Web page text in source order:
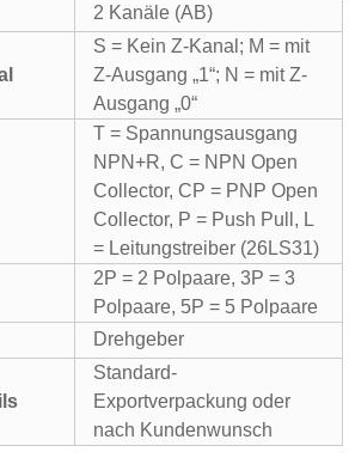
2 Kanäle (AB)
S = Kein Z-Kanal; M = mit
Z-Ausgang „1“; N = mit Z-
Ausgang „0“
T = Spannungsausgang
NPN+R, C = NPN Open
Collector, CP = PNP Open
Collector, P = Push Pull, L
= Leitungstreiber (26LS31)
2P = 2 Polpaare, 3P = 3
Polpaare, 5P = 5 Polpaare
Drehgeber
Standard-
Exportverpackung oder
nach Kundenwunsch